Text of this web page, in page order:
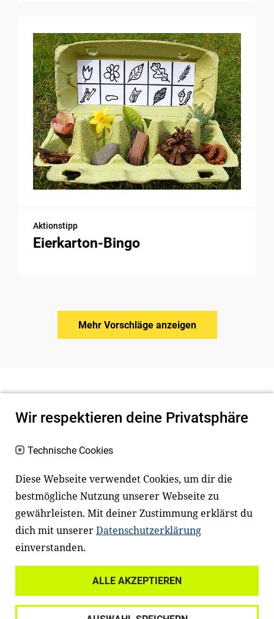
Aktionstipp
Eierkarton-Bingo
Mehr Vorschläge anzeigen
Newsletter
Facebook LinkedIn
Wir respektieren deine Privatsphäre
Technische Cookies
Diese Webseite verwendet Cookies, um dir die
bestmögliche Nutzung unserer Webseite zu
gewährleisten. Mit deiner Zustimmung erklärst du
dich mit unsererDatenschutzerklärung
einverstanden.
ALLE AKZEPTIEREN